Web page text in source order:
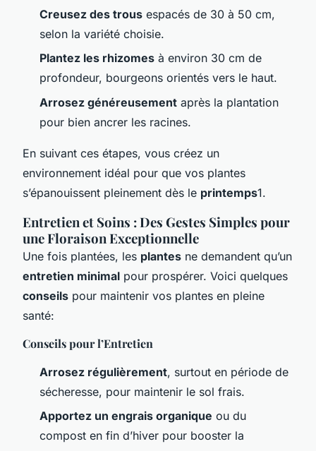
Creusez des trous espacés de 30 à 50 cm,
selon la variété choisie.
Plantez les rhizomes à environ 30 cm de
profondeur, bourgeons orientés vers le haut.
Arrosez généreusement après la plantation
pour bien ancrer les racines.
En suivant ces étapes, vous créez un
environnement idéal pour que vos plantes
s’épanouissent pleinement dès le printemps1.
Entretien et Soins : Des Gestes Simples pour
une Floraison Exceptionnelle
Une fois plantées, les plantes ne demandent qu’un
entretien minimal pour prospérer. Voici quelques
conseils pour maintenir vos plantes en pleine
santé:
Conseils pour l’Entretien
Arrosez régulièrement, surtout en période de
sécheresse, pour maintenir le sol frais.
Apportez un engrais organique ou du
compost en fin d’hiver pour booster la